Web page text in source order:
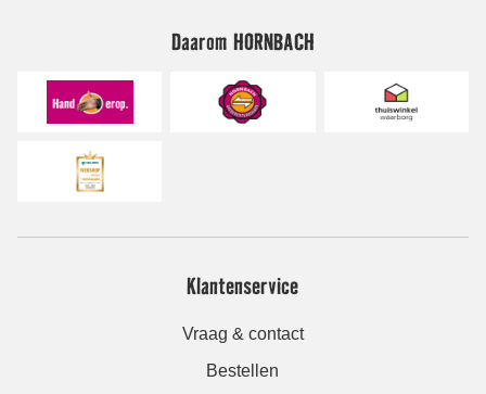
Daarom HORNBACH
Klantenservice
Vraag & contact
Bestellen